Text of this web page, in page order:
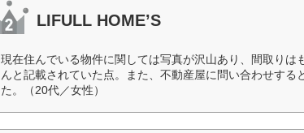
LIFULL HOME’S
現在住んでいる物件に関しては写真が沢山あり、間取りは
んと記載されていた点。また、不動産屋に問い合わせする
た。（20代／女性）